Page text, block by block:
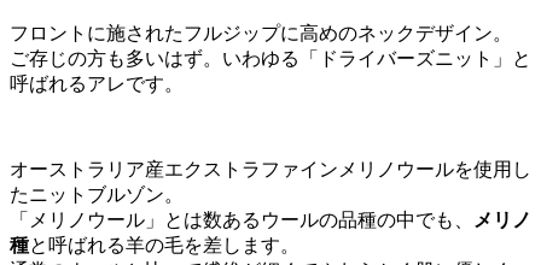
フロントに施されたフルジップに高めのネックデザイン。
ご存じの方も多いはず。いわゆる「ドライバーズニット」と
呼ばれるアレです。
オーストラリア産エクストラファインメリノウールを使用し
たニットブルゾン。
「メリノウール」とは数あるウールの品種の中でも、
メリノ
種と呼ばれる羊の毛を差します。